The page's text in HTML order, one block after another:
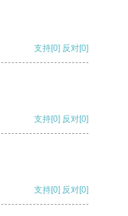
支持[0] 反对[0]
支持[0] 反对[0]
支持[0] 反对[0]